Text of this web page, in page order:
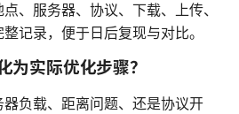
、服务器、协议、下载、上传、
记录，便于日后复现与对比。
为实际优化步骤？
负载、距离问题、还是协议开